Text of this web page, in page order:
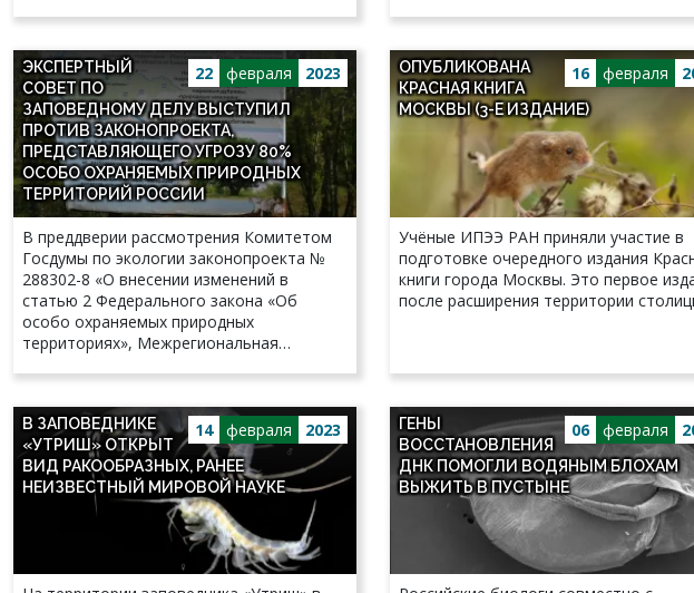
22 февраля 2023
ЭКСПЕРТНЫЙ
СОВЕТ ПО
ЗАПОВЕДНОМУ ДЕЛУ ВЫСТУПИЛ
ПРОТИВ ЗАКОНОПРОЕКТА,
ПРЕДСТАВЛЯЮЩЕГО УГРОЗУ 80%
ОСОБО ОХРАНЯЕМЫХ ПРИРОДНЫХ
ТЕРРИТОРИЙ РОССИИ
В преддверии рассмотрения Комитетом
Госдумы по экологии законопроекта №
288302-8 «О внесении изменений в
статью 2 Федерального закона «Об
особо охраняемых природных
территориях», Межрегиональная
совет по заповедному делу» направила
заключение о недопустимости принятия
этого законопроекта в представленной
редакции в адрес председателя Комитета
Госдумы по экологии, природным
ресурсам и охране окружающей среды.
16 февраля
ОПУБЛИКОВАНА
КРАСНАЯ КНИГА
МОСКВЫ (3-Е ИЗДАНИЕ)
Учёные ИПЭЭ РАН приняли участие в
подготовке очередного издания
книги города Москвы. Это первое
после расширения территории
14 февраля 2023
В ЗАПОВЕДНИКЕ
«УТРИШ» ОТКРЫТ
ВИД РАКООБРАЗНЫХ, РАНЕЕ
НЕИЗВЕСТНЫЙ МИРОВОЙ НАУКЕ
06 февраля
ГЕНЫ
ВОССТАНОВЛЕНИЯ
ДНК ПОМОГЛИ ВОДЯНЫМ БЛОХАМ
ВЫЖИТЬ В ПУСТЫНЕ